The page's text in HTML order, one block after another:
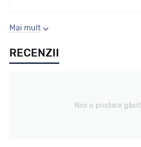
Sezon
Iarna
Mai mult
RECENZII
Nici o postare